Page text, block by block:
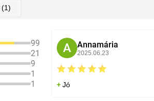
(1)
99
21
9
1
1
A Annamária
2025.06.23
Jó